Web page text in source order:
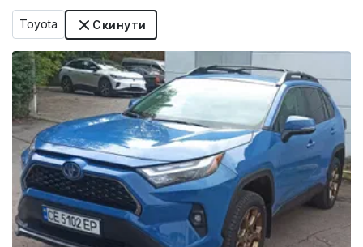
Toyota Скинути